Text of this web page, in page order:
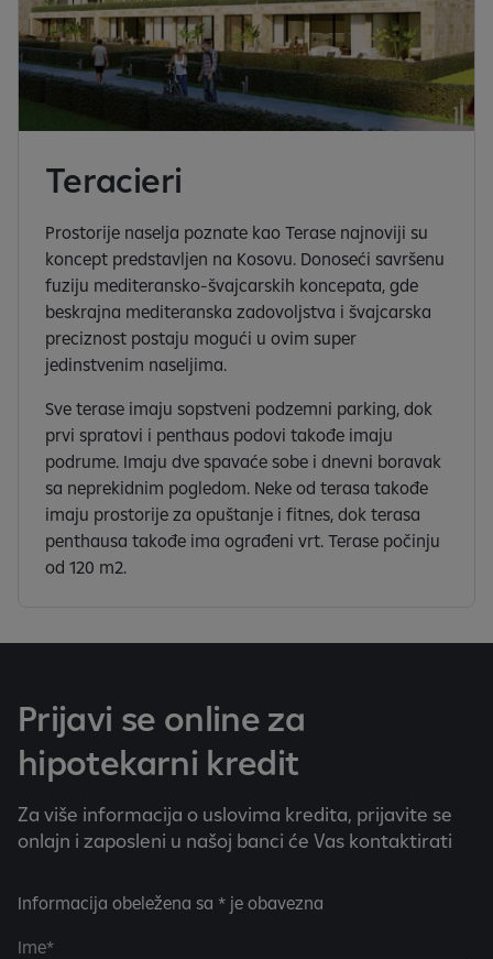
Teracieri
Prostorije naselja poznate kao Terase najnoviji su
koncept predstavljen na Kosovu. Donoseći savršenu
fuziju mediteransko-švajcarskih koncepata, gde
beskrajna mediteranska zadovoljstva i švajcarska
preciznost postaju mogući u ovim super
jedinstvenim naseljima.
Sve terase imaju sopstveni podzemni parking, dok
prvi spratovi i penthaus podovi takođe imaju
podrume. Imaju dve spavaće sobe i dnevni boravak
sa neprekidnim pogledom. Neke od terasa takođe
imaju prostorije za opuštanje i fitnes, dok terasa
penthausa takođe ima ograđeni vrt. Terase počinju
od 120 m2.
Prijavi se online za
hipotekarni kredit
Za više informacija o uslovima kredita, prijavite se
onlajn i zaposleni u našoj banci će Vas kontaktirati
Informacija obeležena sa * je obavezna
Ime